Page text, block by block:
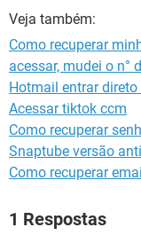
Veja também:
Como recuperar
acessar, mudei o n°
Hotmail entrar
Acessar tiktok ccm
Como recuperar
Snaptube versão
Como recuperar
1 Respostas